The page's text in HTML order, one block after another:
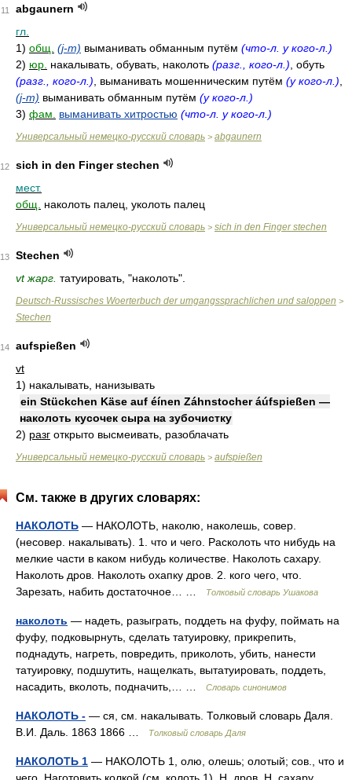
11
abgaunern
гл.
1) общ. (j-m) выманивать обманным путём (что-л. у кого-л.)
2) юр. накалывать, обувать, наколоть (разг., кого-л.) , обуть
(разг., кого-л.) , выманивать мошенническим путём (у кого-л.)
(j-m) выманивать обманным путём (у кого-л.)
3) фам. выманивать хитростью (что-л. у кого-л.)
Универсальный немецко-русский словарь > abgaunern
12
sich in den Finger stechen
мест.
общ.
наколоть палец, уколоть палец
Универсальный немецко-русский словарь > sich in den Finger stechen
13
Stechen
vt жарг. татуировать, "наколоть".
Deutsch-Russisches Woerterbuch der umgangssprachlichen und saloppen >
Stechen
14
aufspießen
vt
1) накалывать, нанизывать
ein Stückchen Käse auf éínen Záhnstocher áúfspießen —
наколоть кусочек сыра на зубочистку
2) разг открыто высмеивать, разоблачать
Универсальный немецко-русский словарь > aufspießen
См. также в других словарях:
НАКОЛОТЬ — НАКОЛОТЬ, наколю, наколешь, совер.
(несовер. накалывать). 1. что и чего. Расколоть что нибудь на
мелкие части в каком нибудь количестве. Наколоть сахару.
Наколоть дров. Наколоть охапку дров. 2. кого чего, что.
Зарезать, набить достаточное… …
Толковый словарь Ушакова
наколоть — надеть, разыграть, поддеть на фуфу, поймать на
фуфу, подковырнуть, сделать татуировку, прикрепить,
поднадуть, нагреть, повредить, приколоть, убить, нанести
татуировку, подшутить, нащелкать, вытатуировать, поддеть,
насадить, вколоть, подначить,… …
Словарь синонимов
НАКОЛОТЬ - — ся, см. накалывать. Толковый словарь Даля.
В.И. Даль. 1863 1866 …
Толковый словарь Даля
НАКОЛОТЬ 1 — НАКОЛОТЬ 1, олю, олешь; олотый; сов., что и